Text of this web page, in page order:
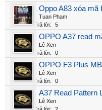
Oppo A83 xóa mã
Tuan Pham
Trả lời:
5
OPPO A37 read
Lê Xen
Trả lời:
0
OPPO F3 Plus
Lê Xen
Trả lời:
0
A37 Read Pattern
Lê Xen